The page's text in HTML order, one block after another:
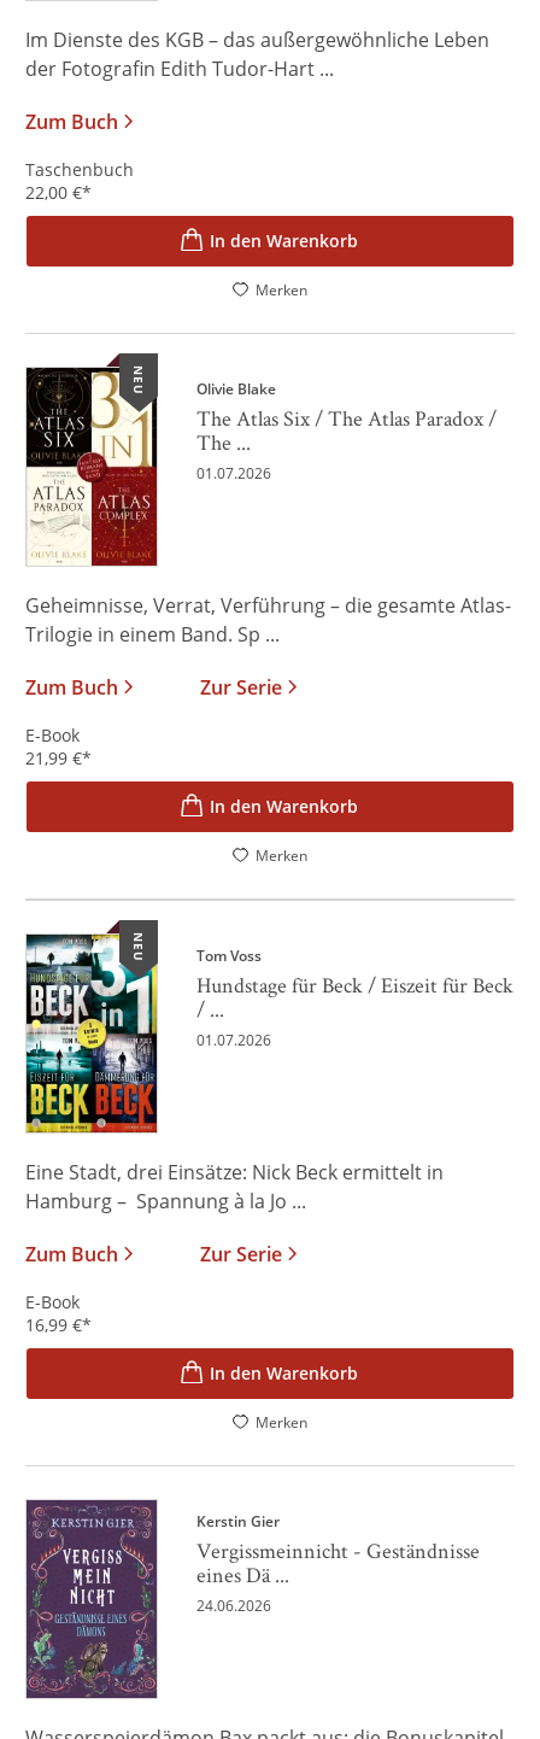
Im Dienste des KGB – das außergewöhnliche Leben
der Fotografin Edith Tudor-Hart ...
Zum Buch
Taschenbuch
22,00 €*
In den Warenkorb
Merken
NEU Olivie Blake
The Atlas Six / The Atlas Paradox /
The ...
01.07.2026
Geheimnisse, Verrat, Verführung – die gesamte Atlas-
Trilogie in einem Band. Sp ...
Zum Buch
Zur Serie
E-Book
21,99 €*
In den Warenkorb
Merken
NEU Tom Voss
Hundstage für Beck / Eiszeit für Beck
/ ...
01.07.2026
Eine Stadt, drei Einsätze: Nick Beck ermittelt in
Hamburg – Spannung à la Jo ...
Zum Buch
Zur Serie
E-Book
16,99 €*
In den Warenkorb
Merken
Kerstin Gier
Vergissmeinnicht - Geständnisse
eines Dä ...
24.06.2026